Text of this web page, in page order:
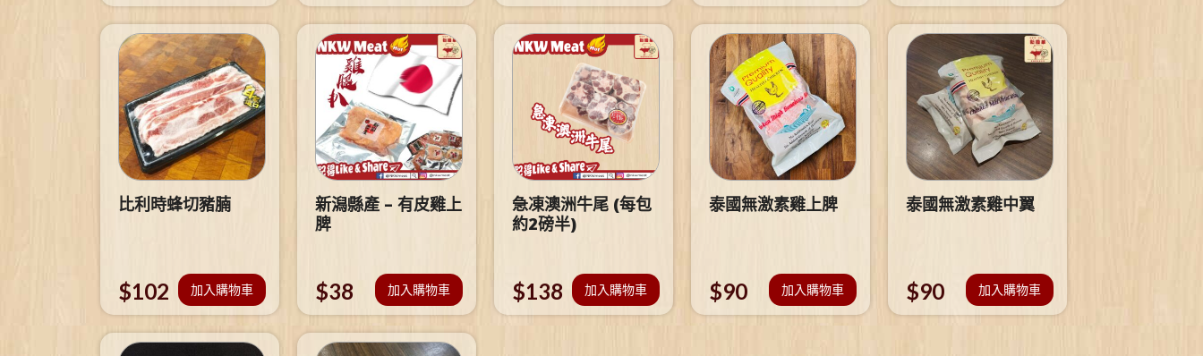
比利時蜂切豬腩
$102 加入購物車
新潟縣產 – 有皮雞上
脾
$38 加入購物車
急凍澳洲牛尾 (每包
約2磅半)
$138 加入購物車
泰國無激素雞上脾
$90 加入購物車
泰國無激素雞中翼
$90 加入購物車